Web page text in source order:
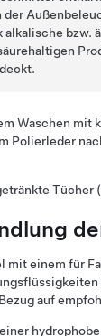
alkalische
Waschen
Polierleder
mit einem für
auf